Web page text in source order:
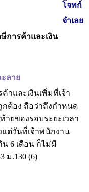
โจทก์
จำเลย
การค้าและเงิน
ลาย
และเงินเพิ่มที่เจ้า
กต้อง ถือว่าถึงกำหนด
ยของรอบระยะเวลา
ต่วันที่เจ้าพนักงาน
น 6 เดือน ก็ไม่มี
ม.130 (6)